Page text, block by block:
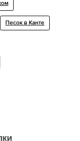
Песок в Канте